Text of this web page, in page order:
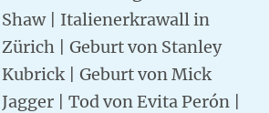
Shaw | Italienerkrawall in
Zürich | Geburt von Stanley
Kubrick | Geburt von Mick
Jagger | Tod von Evita Perón |